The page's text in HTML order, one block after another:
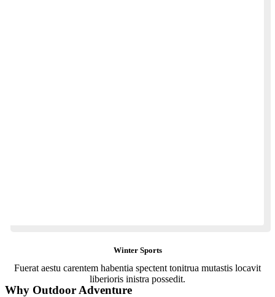
Winter Sports
Fuerat aestu carentem habentia spectent tonitrua mutastis locavit
liberioris inistra possedit.
Why Outdoor Adventure